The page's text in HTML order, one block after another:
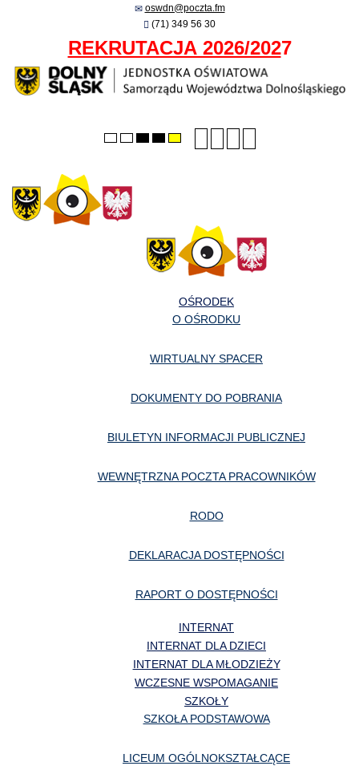
oswdn@poczta.fm
(71) 349 56 30
REKRUTACJA 2026/2027
Default
NightHighHighHigh
fontfont
font
OŚRODEK
O OŚRODKU
WIRTUALNY SPACER
DOKUMENTY DO POBRANIA
BIULETYN INFORMACJI PUBLICZNEJ
WEWNĘTRZNA POCZTA PRACOWNIKÓW
RODO
DEKLARACJA DOSTĘPNOŚCI
RAPORT O DOSTĘPNOŚCI
INTERNAT
INTERNAT DLA DZIECI
INTERNAT DLA MŁODZIEŻY
WCZESNE WSPOMAGANIE
SZKOŁY
SZKOŁA PODSTAWOWA
LICEUM OGÓLNOKSZTAŁCĄCE